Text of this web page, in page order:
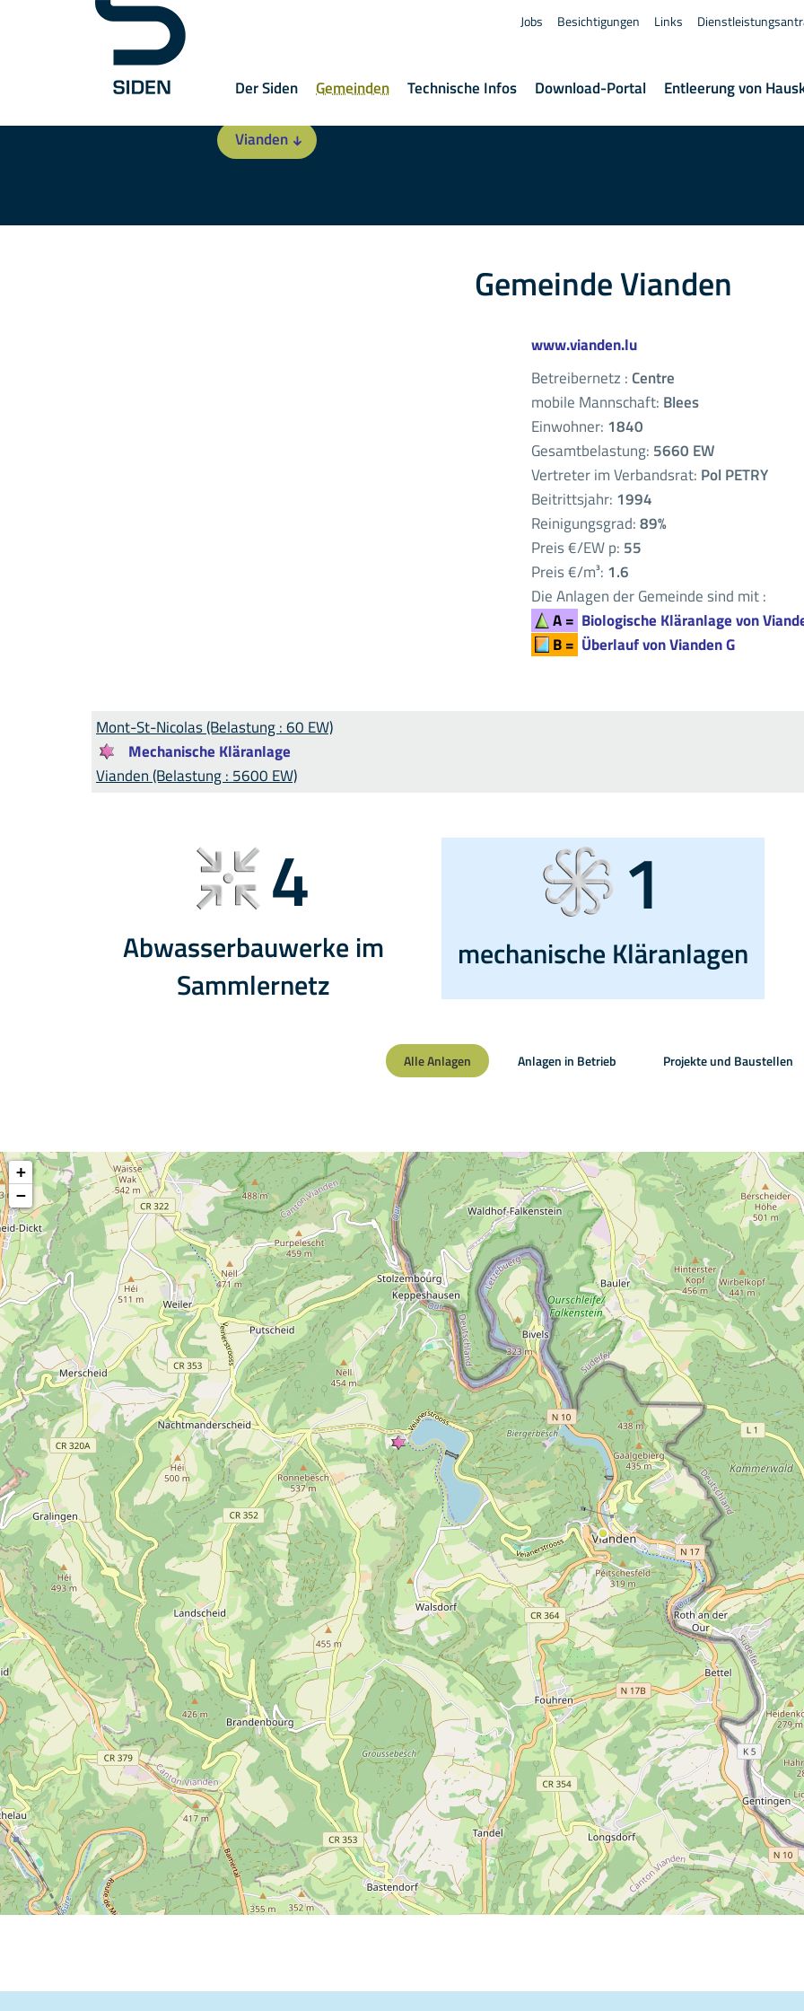
Der Siden Gemeinden Technische Infos Download-Portal Entleerung von
Jobs Besichtigungen Links
Vianden
Gemeinde Vianden
www.vianden.lu
Betreibernetz : Centre
mobile Mannschaft: Blees
Einwohner: 1840
Gesamtbelastung: 5660 EW
Vertreter im Verbandsrat: Pol PETRY
Beitrittsjahr: 1994
Reinigungsgrad:89%
Preis €/EW p: 55
Preis €/m³: 1.6
Die Anlagen der Gemeinde sind mit :
A = Biologische Kläranlage von
B = Überlauf von Vianden G
Mont-St-Nicolas (Belastung : 60 EW)
Mechanische Kläranlage
Vianden (Belastung : 5600 EW)
4
Abwasserbauwerke im
Sammlernetz
1
mechanische Kläranlagen
Alle Anlagen Anlagen in Betrieb Projekte und Baustellen
+
−